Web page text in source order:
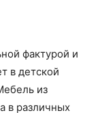
фактурой и
в детской
из
в различных